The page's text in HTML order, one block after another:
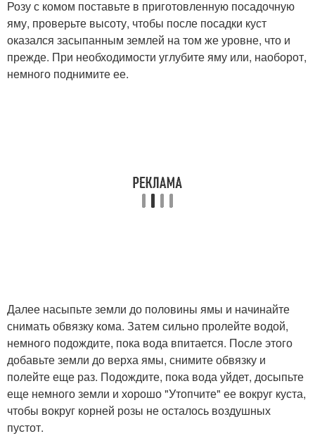
Розу с комом поставьте в приготовленную посадочную
яму, проверьте высоту, чтобы после посадки куст
оказался засыпанным землей на том же уровне, что и
прежде. При необходимости углубите яму или, наоборот,
немного поднимите ее.
Далее насыпьте земли до половины ямы и начинайте
снимать обвязку кома. Затем сильно пролейте водой,
немного подождите, пока вода впитается. После этого
добавьте земли до верха ямы, снимите обвязку и
полейте еще раз. Подождите, пока вода уйдет, досыпьте
еще немного земли и хорошо "Утопчите" ее вокруг куста,
чтобы вокруг корней розы не осталось воздушных
пустот.